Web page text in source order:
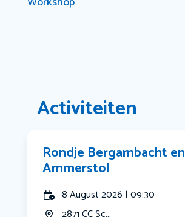
Activiteiten
Rondje Bergambacht en
Ammerstol
8 August 2026 | 09:30